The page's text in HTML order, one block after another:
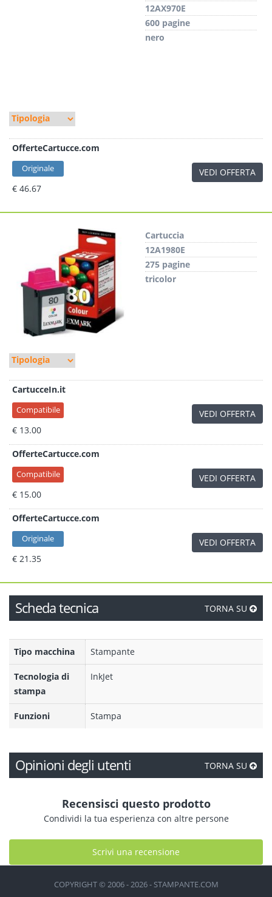
12AX970E
600 pagine
nero
OfferteCartucce.com
Originale
€ 46.67
VEDI OFFERTA
Cartuccia
12A1980E
275 pagine
tricolor
CartucceIn.it
Compatibile
€ 13.00
VEDI OFFERTA
OfferteCartucce.com
Compatibile
€ 15.00
VEDI OFFERTA
OfferteCartucce.com
Originale
€ 21.35
VEDI OFFERTA
Scheda tecnica TORNA SU
Tipo macchina Stampante
Tecnologia di
stampa
InkJet
Funzioni Stampa
Opinioni degli utenti TORNA SU
Recensisci questo prodotto
Condividi la tua esperienza con altre persone
Scrivi una recensione
COPYRIGHT © 2006 - 2026 - STAMPANTE.COM